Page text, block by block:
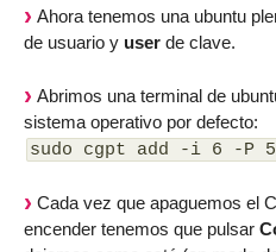
Ahora tenemos una ubuntu
de usuario y user de clave.
Abrimos una terminal de
sistema operativo por defecto:
sudo cgpt add -i 6 -P
Cada vez que apaguemos el
encender tenemos que pulsar